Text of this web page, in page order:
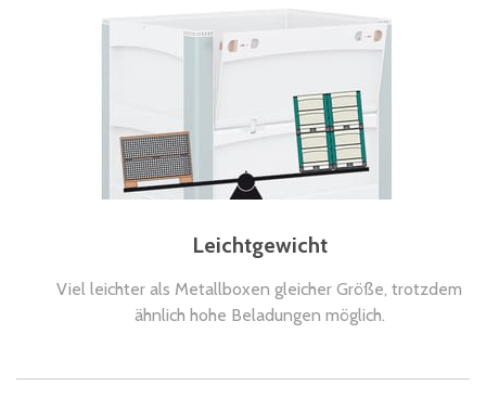
Leichtgewicht
Viel leichter als Metallboxen gleicher Größe, trotzdem
ähnlich hohe Beladungen möglich.